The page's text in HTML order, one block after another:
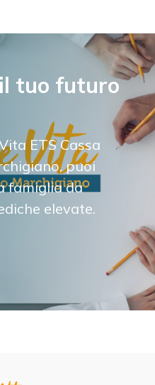
tuo futuro
ETS Cassa
puoi
famiglia da
elevate.